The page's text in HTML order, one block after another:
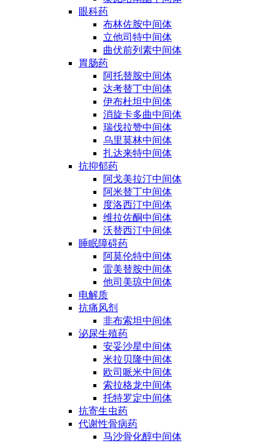
眼科药
布林佐胺中间体
立他司特中间体
曲伏前列素中间体
胃肠药
阿托替胺中间体
达考替丁中间体
伊布杜坦中间体
消旋卡多曲中间体
瑞伐拉赞中间体
乌里莫林中间体
扎达来特中间体
抗抑郁药
阿戈美拉汀中间体
阿米替丁中间体
度洛西汀中间体
维拉佐酮中间体
沃替西汀中间体
睡眠障碍药
阿莫伦特中间体
雷美替胺中间体
他司美琼中间体
电解质
抗痛风剂
非布索坦中间体
泌尿生殖药
安妥沙星中间体
米拉贝隆中间体
欧司哌米中间体
索拉格龙中间体
托特罗定中间体
抗寄生虫药
代谢性骨病药
马沙骨化醇中间体